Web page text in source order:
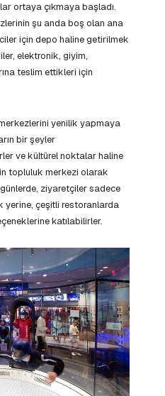
ortaya çıkmaya başladı.
şu anda boş olan ana
için depo haline getirilmek
elektronik, giyim,
teslim ettikleri için
yenilik yapmaya
bir şeyler
ve kültürel noktalar haline
topluluk merkezi olarak
ziyaretçiler sadece
yerine, çeşitli restoranlarda
katılabilirler.